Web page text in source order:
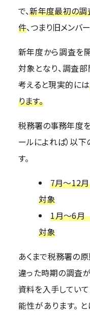
で、新年度最初の
件、つまり旧メンバ
新年度から調査を
対象となり、調査
考えると現実的には
ります。
税務署の事務年度
ールによれば）以
す。
7月～12
対象
1月～6月
対象
あくまで税務署の
違った時期の調査
資料を入手してい
能性があります。